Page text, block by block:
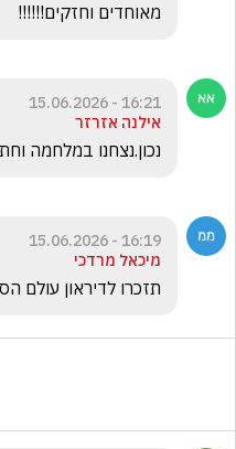
מאוחדים וחזקים!!!!!!
16:21 - 15.06.2026
אילנה אזרזר
נכון.נצחנו במלחמה
16:19 - 15.06.2026
מיכאל מרדכי
תזכרו לדיראון עולם